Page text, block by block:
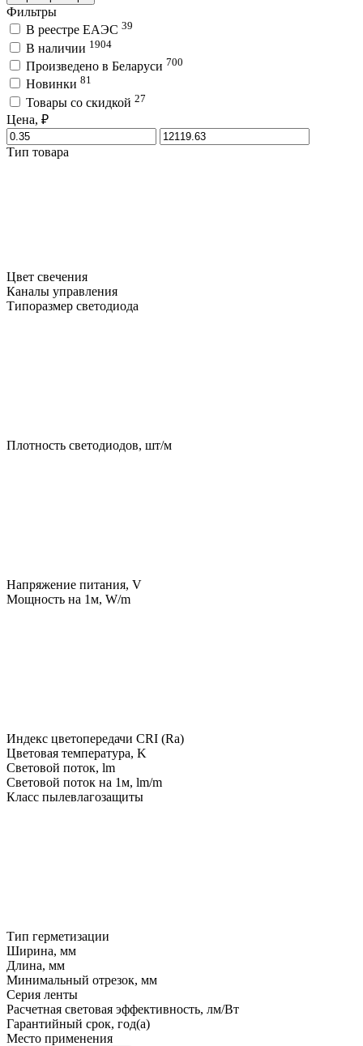
Фильтры
В реестре ЕАЭС 39
В наличии 1904
Произведено в Беларуси 700
Новинки 81
Товары со скидкой 27
Цена, ₽
Тип товара
Цвет свечения
Каналы управления
Типоразмер светодиода
Плотность светодиодов, шт/м
Напряжение питания, V
Мощность на 1м, W/m
Индекс цветопередачи CRI (Ra)
Цветовая температура, K
Световой поток, lm
Световой поток на 1м, lm/m
Класс пылевлагозащиты
Тип герметизации
Ширина, мм
Длина, мм
Минимальный отрезок, мм
Серия ленты
Расчетная световая эффективность, лм/Вт
Гарантийный срок, год(а)
Место применения